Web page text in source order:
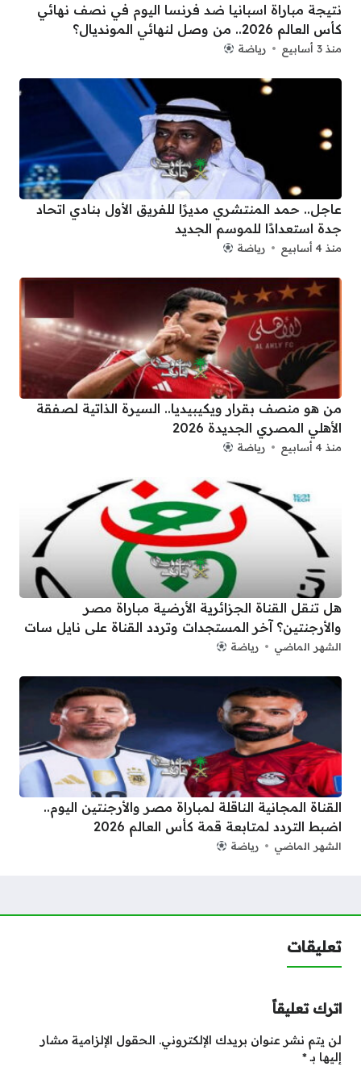
نتيجة مباراة اسبانيا ضد فرنسا اليوم في نصف نهائي
كأس العالم 2026.. من وصل لنهائي المونديال؟
منذ 3 أسابيع رياضة
عاجل.. حمد المنتشري مديرًا للفريق الأول بنادي اتحاد
جدة استعدادًا للموسم الجديد
منذ 4 أسابيع رياضة
من هو منصف بقرار ويكيبيديا.. السيرة الذاتية لصفقة
الأهلي المصري الجديدة 2026
منذ 4 أسابيع رياضة
هل تنقل القناة الجزائرية الأرضية مباراة مصر
والأرجنتين؟ آخر المستجدات وتردد القناة على نايل سات
الشهر الماضي رياضة
القناة المجانية الناقلة لمباراة مصر والأرجنتين اليوم..
اضبط التردد لمتابعة قمة كأس العالم 2026
الشهر الماضي رياضة
تعليقات
اترك تعليقاً
لن يتم نشر عنوان بريدك الإلكتروني. الحقول الإلزامية مشار
إليها بـ*